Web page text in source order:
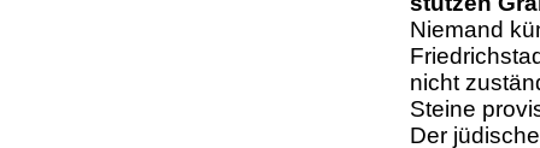
Niemand
nicht
Steine
Der